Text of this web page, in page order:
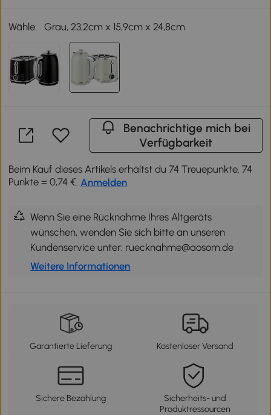
Wähle: Grau, 23,2cm x 15,9cm x 24,8cm
Benachrichtige mich bei
Verfügbarkeit
Beim Kauf dieses Artikels erhältst du 74 Treuepunkte. 74
Punkte = 0,74 €. Anmelden
Wenn Sie eine Rücknahme Ihres Altgeräts
wünschen, wenden Sie sich bitte an unseren
Kundenservice unter: ruecknahme@aosom.de
Weitere Informationen
Garantierte Lieferung Kostenloser Versand
Sichere Bezahlung
Sicherheits- und
Produktressourcen